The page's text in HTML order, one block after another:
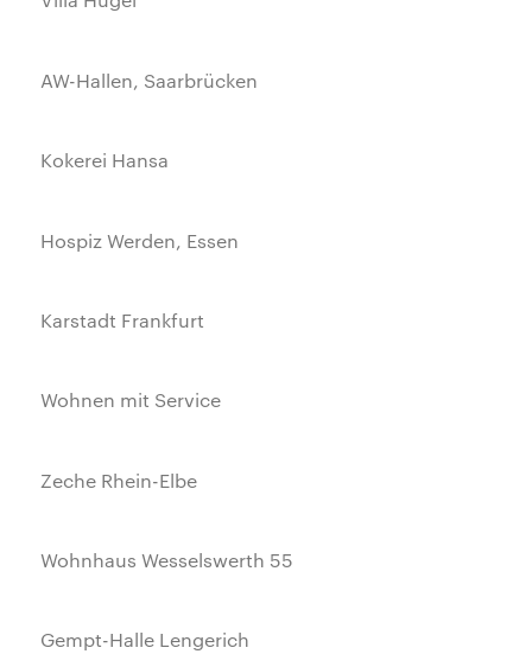
AW-Hallen, Saarbrücken
Kokerei Hansa
Hospiz Werden, Essen
Karstadt Frankfurt
Wohnen mit Service
Zeche Rhein-Elbe
Wohnhaus Wesselswerth 55
Gempt-Halle Lengerich